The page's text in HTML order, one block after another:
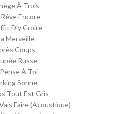
À Trois
Encore
D'y Croire
Merveille
Coups
Russe
À Toi
Sonne
Tout Est Gris
Faire (Acoustique)